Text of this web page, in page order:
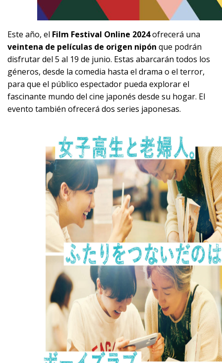
Este año, el Film Festival Online 2024ofrecerá una
veintena de películas de origen nipón que podrán
disfrutar del 5 al 19 de junio. Estas abarcarán todos los
géneros, desde la comedia hasta el drama o el terror,
para que el público espectador pueda explorar el
fascinante mundo del cine japonés desde su hogar. El
evento también ofrecerá dos series japonesas.